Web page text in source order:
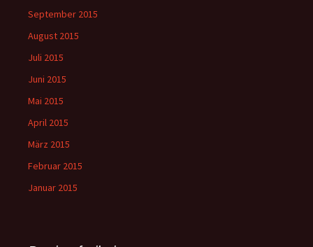
September 2015
August 2015
Juli 2015
Juni 2015
Mai 2015
April 2015
März 2015
Februar 2015
Januar 2015